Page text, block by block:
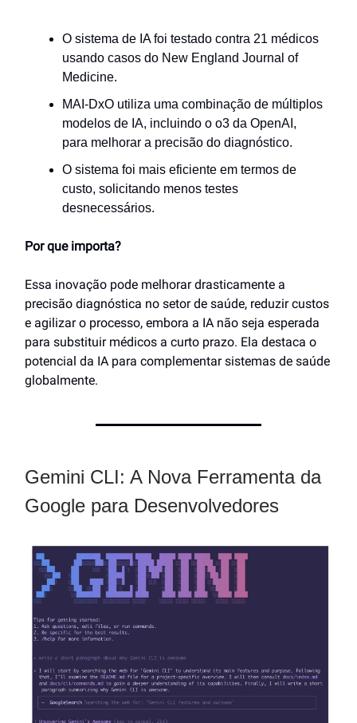
O sistema de IA foi testado contra 21 médicos
usando casos do New England Journal of
Medicine.
MAI-DxO utiliza uma combinação de múltiplos
modelos de IA, incluindo o o3 da OpenAI,
para melhorar a precisão do diagnóstico.
O sistema foi mais eficiente em termos de
custo, solicitando menos testes
desnecessários.
Por que importa?
Essa inovação pode melhorar drasticamente a
precisão diagnóstica no setor de saúde, reduzir custos
e agilizar o processo, embora a IA não seja esperada
para substituir médicos a curto prazo. Ela destaca o
potencial da IA para complementar sistemas de saúde
globalmente.
Gemini CLI: A Nova Ferramenta da
Google para Desenvolvedores